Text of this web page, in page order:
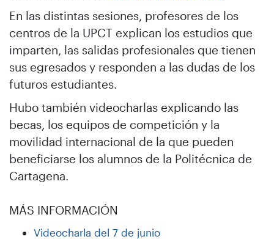
En las distintas sesiones, profesores de los
centros de la UPCT explican los estudios que
imparten, las salidas profesionales que tienen
sus egresados y responden a las dudas de los
futuros estudiantes.
Hubo también videocharlas explicando las
becas, los equipos de competición y la
movilidad internacional de la que pueden
beneficiarse los alumnos de la Politécnica de
Cartagena.
MÁS INFORMACIÓN
Videocharla del 7 de junio